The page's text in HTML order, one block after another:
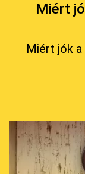
Miért
Miért jók